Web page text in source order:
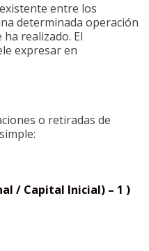
entre los
determinada operación
realizado. El
expresar en
o retiradas de
/ Capital Inicial) – 1 )